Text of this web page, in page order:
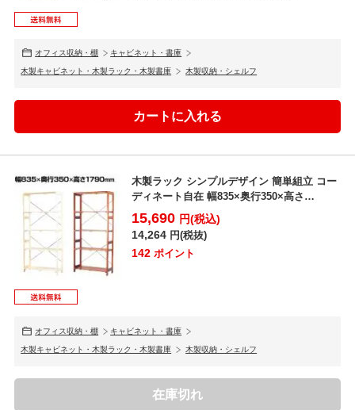
オフィス収納・棚 キャビネット・書庫
木製キャビネット・木製ラック・木製書庫 木製収納・シェルフ
木製ラック シンプルデザイン 簡単組立 コー
ディネート自在 幅835×奥行350×高さ
1790mm
15,690 円(税込)
14,264 円(税抜)
142 ポイント
オフィス収納・棚 キャビネット・書庫
木製キャビネット・木製ラック・木製書庫 木製収納・シェルフ
在庫切れ